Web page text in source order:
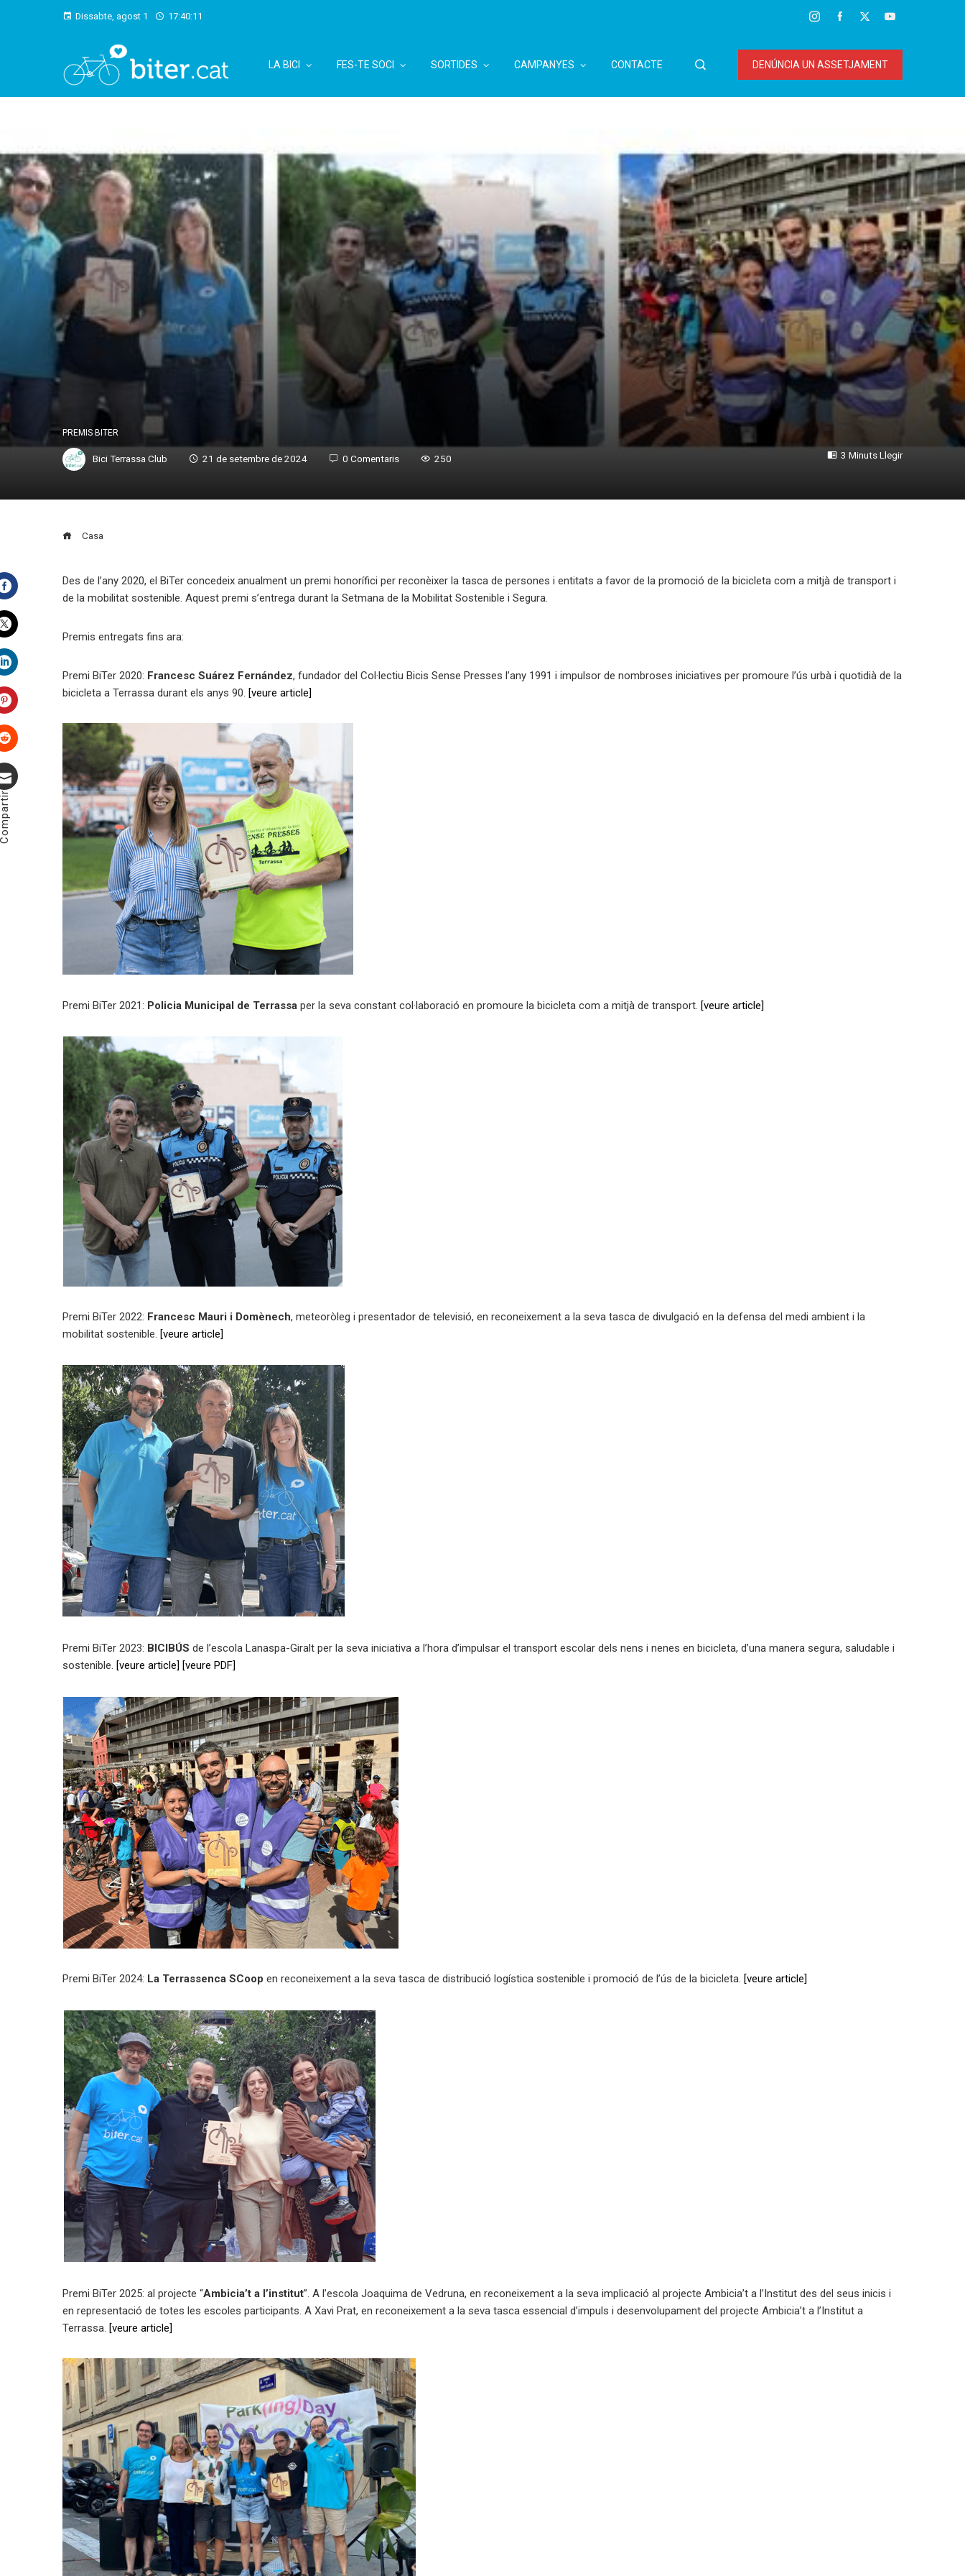
Dissabte, agost 1 17:40:13
LA BICI FES-TE SOCI SORTIDES CAMPANYES CONTACTE DENÚNCIA UN ASSETJAMENT
PREMIS BITER
Bici Terrassa Club 21 de setembre de 2024 0 Comentaris 250 3 Minuts Llegir
Casa
Facebook
Twitter
LinkedIn
Pinterest
Stumbleupon
Correu
electrònic
Des de l’any 2020, el BiTer concedeix anualment un premi honorífici per reconèixer la tasca de persones i entitats a favor de la promoció de la bicicleta com a mitjà de transport i
de la mobilitat sostenible. Aquest premi s’entrega durant la Setmana de la Mobilitat Sostenible i Segura.
Premis entregats fins ara:
Premi BiTer 2020: Francesc Suárez Fernández, fundador del Col·lectiu Bicis Sense Presses l’any 1991 i impulsor de nombroses iniciatives per promoure l’ús urbà i quotidià de la
bicicleta a Terrassa durant els anys 90. [veure article]
Premi BiTer 2021: Policia Municipal de Terrassa per la seva constant col·laboració en promoure la bicicleta com a mitjà de transport. [veure article]
Premi BiTer 2022: Francesc Mauri i Domènech, meteoròleg i presentador de televisió, en reconeixement a la seva tasca de divulgació en la defensa del medi ambient i la
mobilitat sostenible. [veure article]
Premi BiTer 2023: BICIBÚS de l’escola Lanaspa-Giralt per la seva iniciativa a l’hora d’impulsar el transport escolar dels nens i nenes en bicicleta, d’una manera segura, saludable i
sostenible. [veure article] [veure PDF]
Premi BiTer 2024: La Terrassenca SCoop en reconeixement a la seva tasca de distribució logística sostenible i promoció de l’ús de la bicicleta. [veure article]
Premi BiTer 2025: al projecte “Ambicia’t a l’institut”. A l’escola Joaquima de Vedruna, en reconeixement a la seva implicació al projecte Ambicia’t a l’Institut des del seus inicis i
en representació de totes les escoles participants. A Xavi Prat, en reconeixement a la seva tasca essencial d’impuls i desenvolupament del projecte Ambicia’t a l’Institut a
Terrassa. [veure article]